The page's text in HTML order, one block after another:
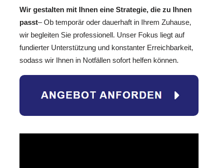
Wir gestalten mit Ihnen eine Strategie, die zu Ihnen
passt– Ob temporär oder dauerhaft in Ihrem Zuhause,
wir begleiten Sie professionell. Unser Fokus liegt auf
fundierter Unterstützung und konstanter Erreichbarkeit,
sodass wir Ihnen in Notfällen sofort helfen können.